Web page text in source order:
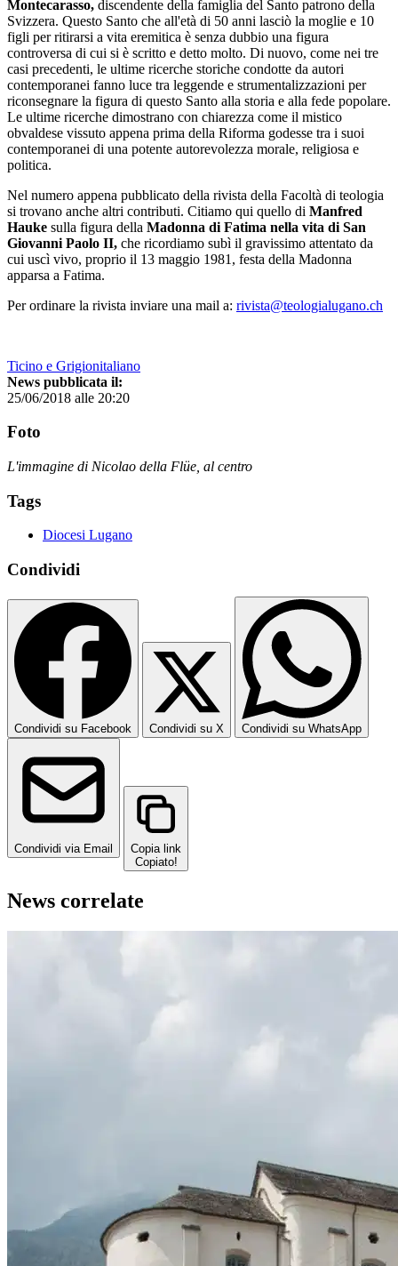
Montecarasso, discendente della famiglia del Santo patrono della
Svizzera. Questo Santo che all'età di 50 anni lasciò la moglie e 10
figli per ritirarsi a vita eremitica è senza dubbio una figura
controversa di cui si è scritto e detto molto. Di nuovo, come nei tre
casi precedenti, le ultime ricerche storiche condotte da autori
contemporanei fanno luce tra leggende e strumentalizzazioni per
riconsegnare la figura di questo Santo alla storia e alla fede popolare.
Le ultime ricerche dimostrano con chiarezza come il mistico
obvaldese vissuto appena prima della Riforma godesse tra i suoi
contemporanei di una potente autorevolezza morale, religiosa e
politica.
Nel numero appena pubblicato della rivista della Facoltà di teologia
si trovano anche altri contributi. Citiamo qui quello di Manfred
Hauke sulla figura della Madonna di Fatima nella vita di San
Giovanni Paolo II, che ricordiamo subì il gravissimo attentato da
cui uscì vivo, proprio il 13 maggio 1981, festa della Madonna
apparsa a Fatima.
Per ordinare la rivista inviare una mail a: rivista@teologialugano.ch
Ticino e Grigionitaliano
News pubblicata il:
25/06/2018 alle 20:20
Foto
L'immagine di Nicolao della Flüe, al centro
Tags
Diocesi Lugano
Condividi
Condividi su Facebook Condividi su X Condividi su WhatsApp
Condividi via Email
Copia link
Copiato!
News correlate